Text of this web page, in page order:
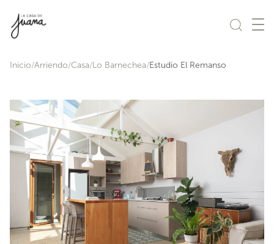
Inicio Arriendo Casa Lo Barnechea Estudio El Remanso